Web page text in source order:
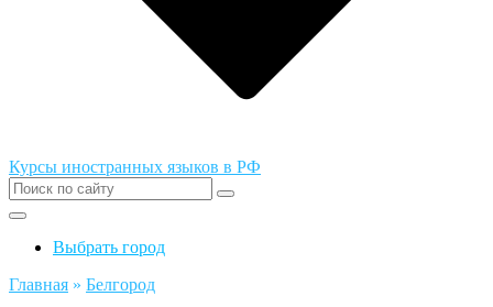
Курсы иностранных языков в РФ
Выбрать город
Главная » Белгород